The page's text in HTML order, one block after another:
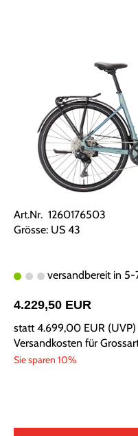
Art.Nr. 1260176503
Grösse: US 43
versandbereit in 5-
4.229,50 EUR
statt4.699,00 EUR (UVP)
Versandkosten für
Sie sparen 10%